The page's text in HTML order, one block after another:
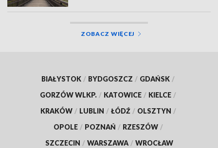
ZOBACZ WIĘCEJ
BIAŁYSTOK / BYDGOSZCZ / GDAŃSK /
GORZÓW WLKP. / KATOWICE / KIELCE /
KRAKÓW / LUBLIN / ŁÓDŹ / OLSZTYN /
OPOLE / POZNAŃ / RZESZÓW /
SZCZECIN / WARSZAWA / WROCŁAW